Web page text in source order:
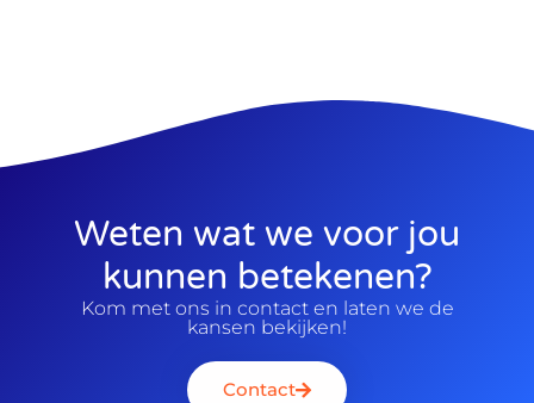
Weten wat we voor jou
kunnen betekenen?
Kom met ons in contact en laten we de
kansen bekijken!
Contact